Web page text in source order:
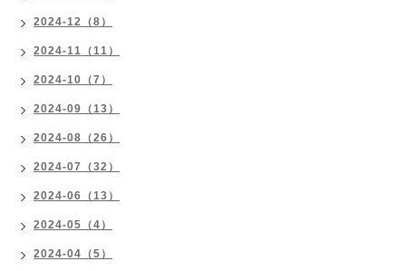
2024-12（8）
2024-11（11）
2024-10（7）
2024-09（13）
2024-08（26）
2024-07（32）
2024-06（13）
2024-05（4）
2024-04（5）